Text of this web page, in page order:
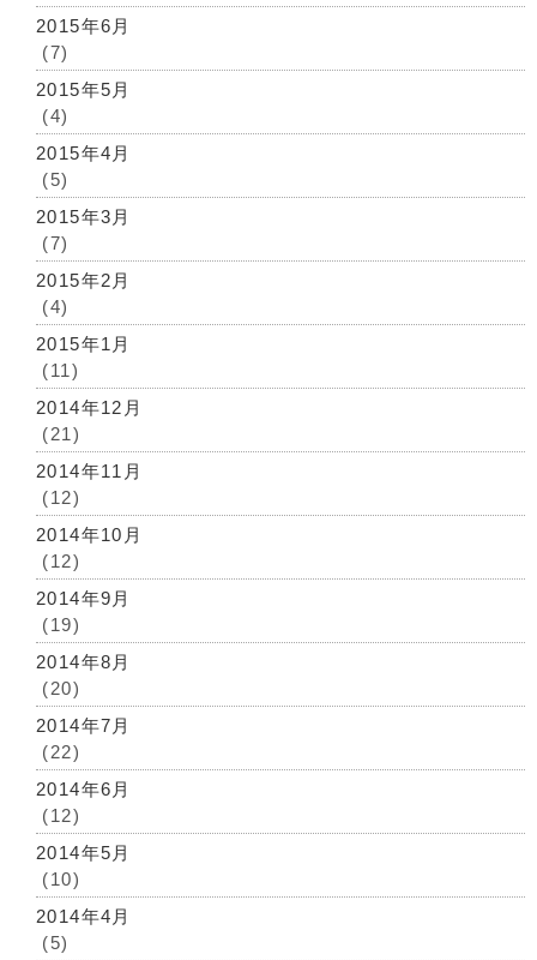
2015年6月
(7)
2015年5月
(4)
2015年4月
(5)
2015年3月
(7)
2015年2月
(4)
2015年1月
(11)
2014年12月
(21)
2014年11月
(12)
2014年10月
(12)
2014年9月
(19)
2014年8月
(20)
2014年7月
(22)
2014年6月
(12)
2014年5月
(10)
2014年4月
(5)